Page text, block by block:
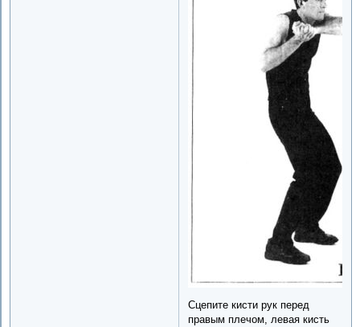
Сцепите кисти рук перед
правым плечом, левая кисть